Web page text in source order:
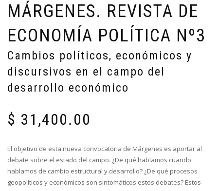
MÁRGENES. REVISTA DE
ECONOMÍA POLÍTICA Nº3
Cambios políticos, económicos y
discursivos en el campo del
desarrollo económico
$ 31,400.00
El objetivo de esta nueva convocatoria de Márgenes es aportar al
debate sobre el estado del campo. ¿De qué hablamos cuando
hablamos de cambio estructural y desarrollo? ¿De qué procesos
geopolíticos y económicos son sintomáticos estos debates? Estos